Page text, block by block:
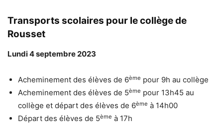
Transports scolaires pour le collège de
Rousset
Lundi 4 septembre 2023
Acheminement des élèves de 6ème pour 9h au collège
Acheminement des élèves de 5ème pour 13h45 au
collège et départ des élèves de 6ème à 14h00
Départ des élèves de 5ème à 17h